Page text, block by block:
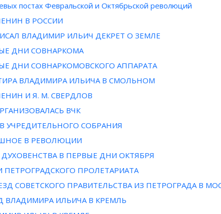
постах Февральской и Октябрьской революций
В РОССИИ
ВЛАДИМИР ИЛЬИЧ ДЕКРЕТ О ЗЕМЛЕ
ДНИ СОВНАРКОМА
ДНИ СОВНАРКОМОВСКОГО АППАРАТА
ВЛАДИМИРА ИЛЬИЧА В СМОЛЬНОМ
И Я. М. СВЕРДЛОВ
ВЧК
УЧРЕДИТЕЛЬНОГО СОБРАНИЯ
В РЕВОЛЮЦИИ
В ПЕРВЫЕ ДНИ ОКТЯБРЯ
ПЕТРОГРАДСКОГО ПРОЛЕТАРИАТА
СОВЕТСКОГО ПРАВИТЕЛЬСТВА ИЗ ПЕТРОГРАДА В
ВЛАДИМИРА ИЛЬИЧА В КРЕМЛЬ